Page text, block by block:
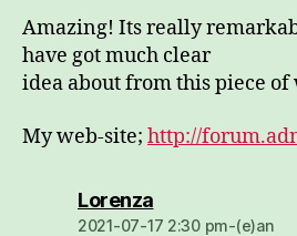
Amazing! Its really
have got much clear
idea about from this piece
My web-site; http://
Lorenzadio:
2021-07-17 2:30 pm-(e)an